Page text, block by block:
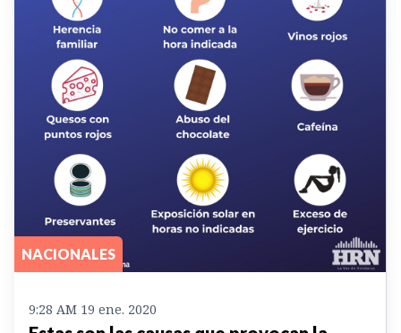
NACIONALES
9:28 AM 19 ene. 2020